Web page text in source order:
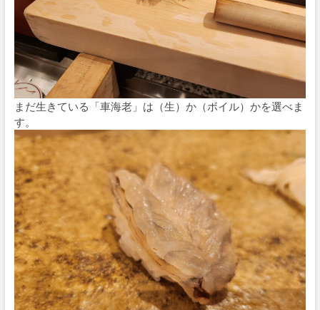
まだ生きている「車海老」は（生）か（ボイル）かを選べま
す。